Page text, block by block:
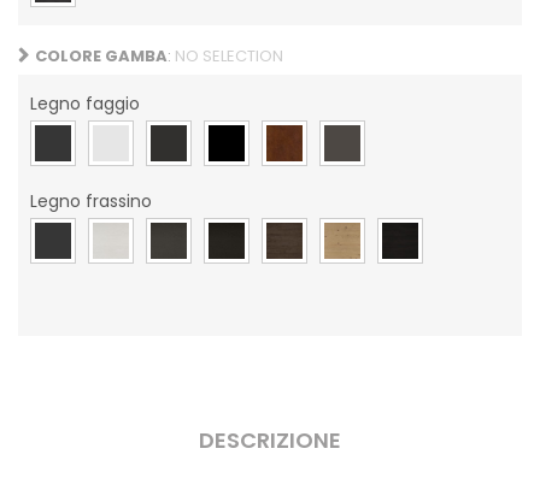
COLORE GAMBA: NO SELECTION
Legno faggio
Legno frassino
DESCRIZIONE